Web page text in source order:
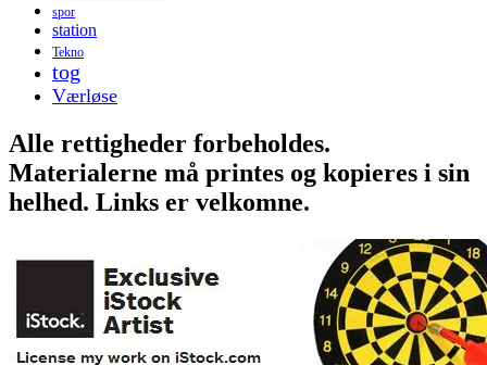
spor
station
Tekno
tog
Værløse
Alle rettigheder forbeholdes.
Materialerne må printes og kopieres i sin
helhed. Links er velkomne.